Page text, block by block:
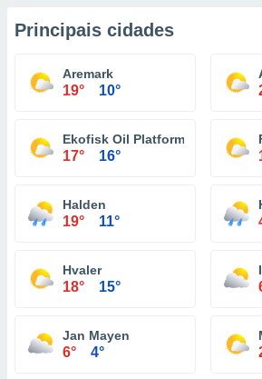
Principais cidades
Aremark
19° 10°
Ekofisk Oil Platform
17° 16°
Halden
19° 11°
Hvaler
18° 15°
Jan Mayen
6° 4°